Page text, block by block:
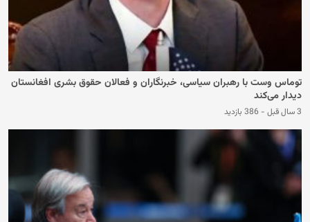
توماس وست با رهبران سیاسی، خبرنگاران و فعالان حقوق بشری افغانستان
دیدار می‌کند
3 سال قبل - 386 بازدید